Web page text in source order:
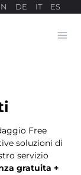
DE IT ES
Free
soluzioni di
servizio
gratuita +